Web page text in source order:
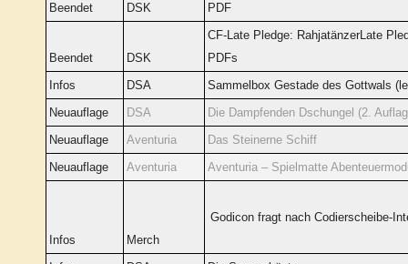
Beendet DSK
PDF
Beendet DSK
CF-Late Pledge: RahjatänzerLate
PDFs
Infos
DSA
Sammelbox Gestade des Gottwals
Neuauflage
DSA
Die Dampfenden Dschungel (2.
Neuauflage
Aventuria
Das Steinerne Schiff
Neuauflage
Aventuria Aventuria – Spielmatte
Infos Merch
Godicon fragt nach Codierscheibe-